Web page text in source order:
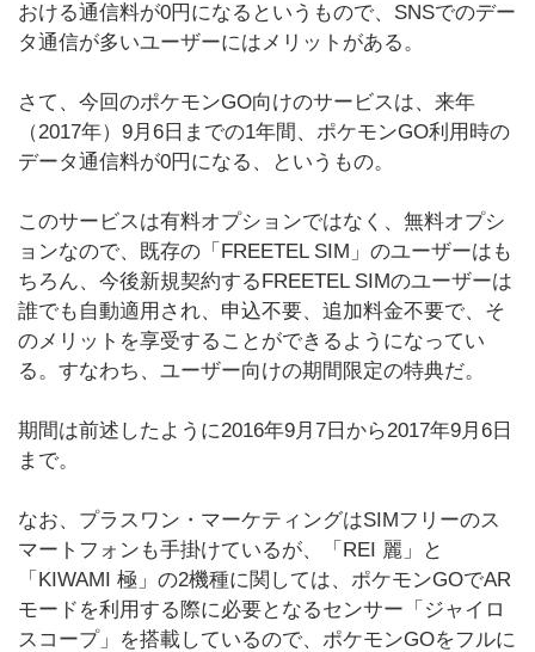
おける通信料が0円になるというもので、SNSでのデー
タ通信が多いユーザーにはメリットがある。
さて、今回のポケモンGO向けのサービスは、来年
（2017年）9月6日までの1年間、ポケモンGO利用時の
データ通信料が0円になる、というもの。
このサービスは有料オプションではなく、無料オプシ
ョンなので、既存の「FREETEL SIM」のユーザーはも
ちろん、今後新規契約するFREETEL SIMのユーザーは
誰でも自動適用され、申込不要、追加料金不要で、そ
のメリットを享受することができるようになってい
る。すなわち、ユーザー向けの期間限定の特典だ。
期間は前述したように2016年9月7日から2017年9月6日
まで。
なお、プラスワン・マーケティングはSIMフリーのス
マートフォンも手掛けているが、「REI 麗」と
「KIWAMI 極」の2機種に関しては、ポケモンGOでAR
モードを利用する際に必要となるセンサー「ジャイロ
スコープ」を搭載しているので、ポケモンGOをフルに